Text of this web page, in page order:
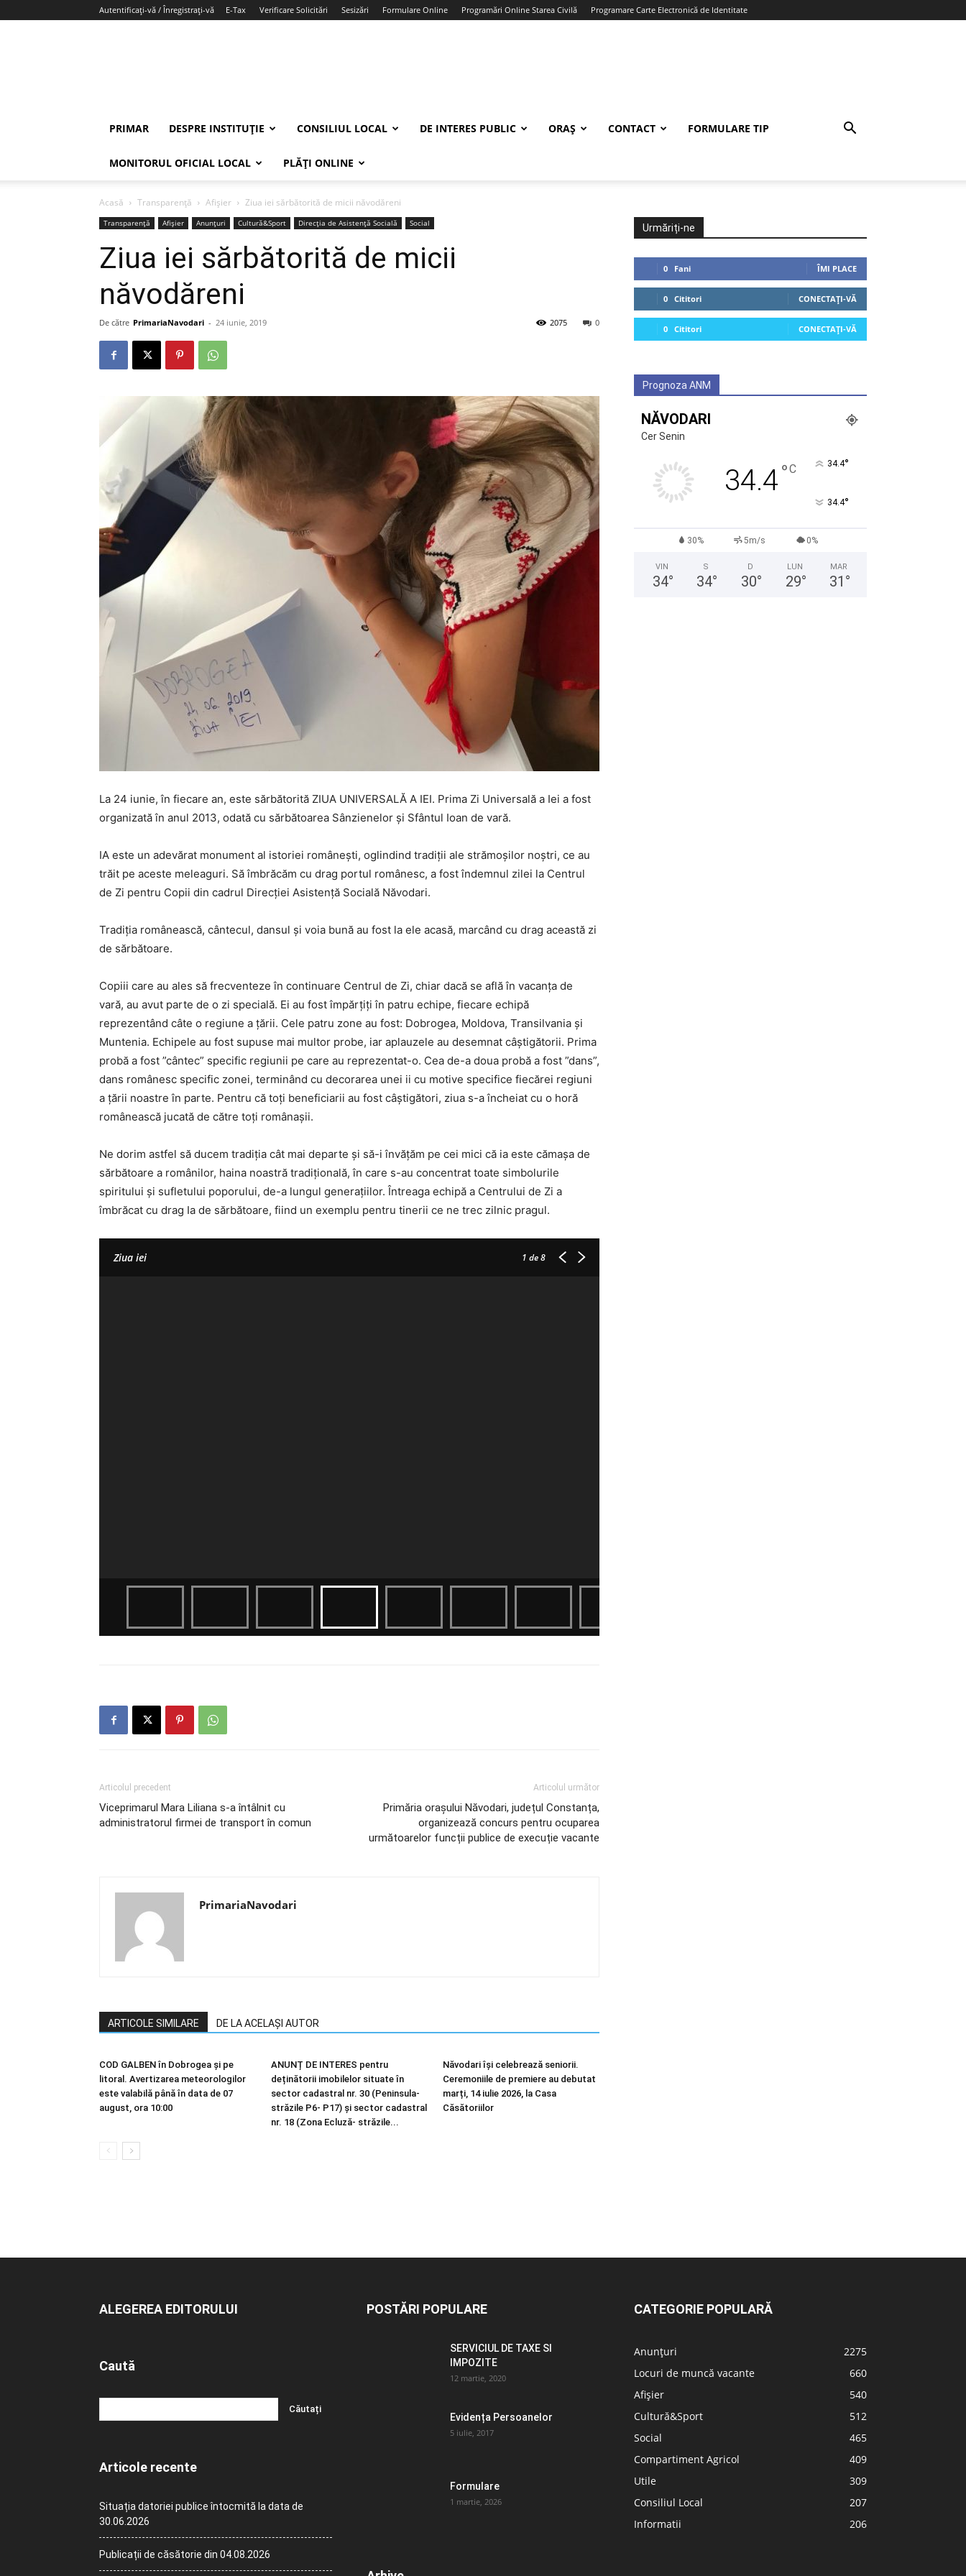
Autentificați-vă / Înregistrați-vă E-Tax Verificare Solicitări Sesizări Formulare Online Programări Online Starea Civilă Programare Carte Electronică de Identitate
PRIMAR DESPRE INSTITUȚIE CONSILIUL LOCAL DE INTERES PUBLIC ORAȘ CONTACT FORMULARE TIP
MONITORUL OFICIAL LOCAL PLĂȚI ONLINE
Acasă Transparență Afișier Ziua iei sărbătorită de micii năvodăreni
Transparență Afișier Anunțuri Cultură&Sport Direcția de Asistență Socială Social
Ziua iei sărbătorită de micii
năvodăreni
De către PrimariaNavodari - 24 iunie, 2019 0
2075
La 24 iunie, în fiecare an, este sărbătorită ZIUA UNIVERSALĂ A IEI. Prima Zi Universală a Iei a fost
organizată în anul 2013, odată cu sărbătoarea Sânzienelor și Sfântul Ioan de vară.
IA este un adevărat monument al istoriei românești, oglindind tradiții ale strămoșilor noștri, ce au
trăit pe aceste meleaguri. Să îmbrăcăm cu drag portul românesc, a fost îndemnul zilei la Centrul
de Zi pentru Copii din cadrul Direcției Asistență Socială Năvodari.
Tradiția românească, cântecul, dansul și voia bună au fost la ele acasă, marcând cu drag această zi
de sărbătoare.
Copiii care au ales să frecventeze în continuare Centrul de Zi, chiar dacă se află în vacanța de
vară, au avut parte de o zi specială. Ei au fost împărțiți în patru echipe, fiecare echipă
reprezentând câte o regiune a țării. Cele patru zone au fost: Dobrogea, Moldova, Transilvania și
Muntenia. Echipele au fost supuse mai multor probe, iar aplauzele au desemnat câștigătorii. Prima
probă a fost ”cântec” specific regiunii pe care au reprezentat-o. Cea de-a doua probă a fost ”dans”,
dans românesc specific zonei, terminând cu decorarea unei ii cu motive specifice fiecărei regiuni
a țării noastre în parte. Pentru că toți beneficiarii au fost câștigători, ziua s-a încheiat cu o horă
românească jucată de către toți românașii.
Ne dorim astfel să ducem tradiția cât mai departe și să-i învățăm pe cei mici că ia este cămaşa de
sărbătoare a românilor, haina noastră tradiţională, în care s-au concentrat toate simbolurile
spiritului şi sufletului poporului, de-a lungul generaţiilor. Întreaga echipă a Centrului de Zi a
îmbrăcat cu drag Ia de sărbătoare, fiind un exemplu pentru tinerii ce ne trec zilnic pragul.
Ziua iei 1 de 8
Articolul precedent
Viceprimarul Mara Liliana s-a întâlnit cu
administratorul firmei de transport în comun
Articolul următor
Primăria orașului Năvodari, județul Constanța,
organizează concurs pentru ocuparea
următoarelor funcții publice de execuție vacante
PrimariaNavodari
ARTICOLE SIMILARE DE LA ACELAȘI AUTOR
COD GALBEN în Dobrogea și pe
litoral. Avertizarea meteorologilor
este valabilă până în data de 07
august, ora 10:00
ANUNȚ DE INTERES pentru
deținătorii imobilelor situate în
sector cadastral nr. 30 (Peninsula-
străzile P6- P17) și sector cadastral
nr. 18 (Zona Ecluză- străzile...
Năvodari își celebrează seniorii.
Ceremoniile de premiere au debutat
marți, 14 iulie 2026, la Casa
Căsătoriilor
Urmăriți-ne
0 Fani ÎMI PLACE
0 Cititori CONECTAȚI-VĂ
0 Cititori CONECTAȚI-VĂ
Prognoza ANM
NĂVODARI
Cer Senin
34.4°C 34.4°
34.4°
30% 5m/s 0%
VIN
34°
S
34°
D
30°
LUN
29°
MAR
31 °
ALEGEREA EDITORULUI
Caută
Articole recente
Situația datoriei publice întocmită la data de
30.06.2026
Publicații de căsătorie din 04.08.2026
POSTĂRI POPULARE
SERVICIUL DE TAXE SI
IMPOZITE
12 martie, 2020
Evidența Persoanelor
5 iulie, 2017
Formulare
1 martie, 2026
CATEGORIE POPULARĂ
Anunțuri
2275
Locuri de muncă vacante
660
Afișier
540
Cultură&Sport
512
Social
465
Compartiment Agricol
409
Utile
309
Consiliul Local
207
Informatii
206